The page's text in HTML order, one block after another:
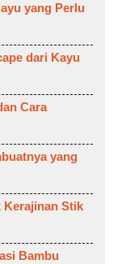
yang Perlu
dari Kayu
Cara
yang
Kerajinan Stik
Bambu